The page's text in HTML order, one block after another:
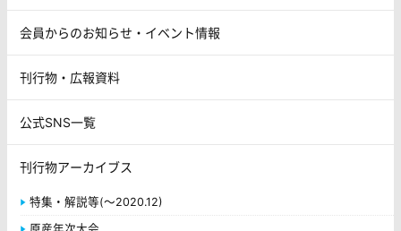
会員からのお知らせ・イベント情報
刊行物・広報資料
公式SNS一覧
刊行物アーカイブス
特集・解説等(～2020.12)